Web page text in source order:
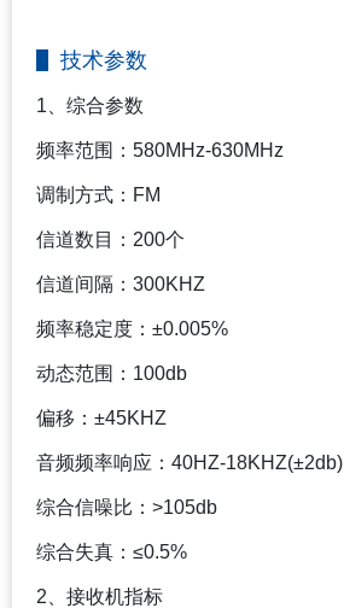
技术参数
1 、综合参数
频率范围：580MHz-630MHz
调制方式：FM
信道数目：200个
信道间隔：300KHZ
频率稳定度：±0.005%
动态范围：100db
偏移：±45KHZ
音频频率响应：40HZ-18KHZ(±2db)
综合信噪比：>105db
综合失真：≤0.5%
2 、接收机指标